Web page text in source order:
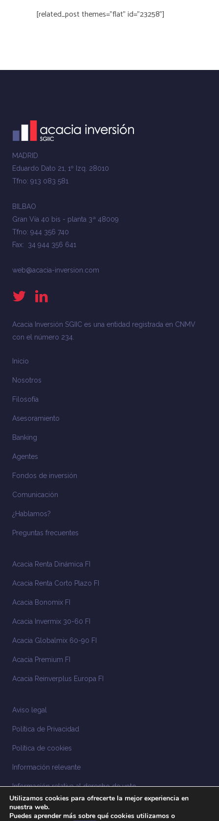
[related_post themes="flat" id="23258"]
MADRID
Eduardo Dato 21, 1º Izq. 28010
Tfno: 913 083 581
BILBAO
Gran Vía 40 bis - planta 3ª 48009
Tfno: 944 356 740
Fax: 34 944 356 641
web@acacia-inversion.com
Acacia Inversión SGIIC es una entidad registrada en CNMV
con el número 234.
Inicio
Nosotros
Filosofía
Asesoramiento
Banking
Agentes
Fondos de inversión
Comunicación
¿Hablamos?
Preguntas frecuentes
Acacia Renta Dinámica FI
Acacia Renta Corto Plazo FI
Acacia Bonomix FI
Acacia Invermix 30-60 FI
Acacia Globalmix 60-90 FI
Acacia Premium FI
Acacia Reinverplus Europa FI
Aviso legal
Política de Privacidad
Política de cookies
Información relevante
Información relativa al derecho de voto
Información relacionada con la sostenibilidad
Utilizamos cookies para ofrecerte la mejor experiencia en
nuestra web.
Puedes aprender más sobre qué cookies utilizamos o